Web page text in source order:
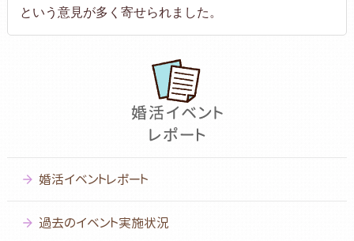
という意見が多く寄せられました。
婚活イベントレポート
過去のイベント実施状況